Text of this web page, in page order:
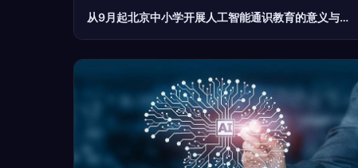
从9月起北京中小学开展人工智能通识教育的意义与前景